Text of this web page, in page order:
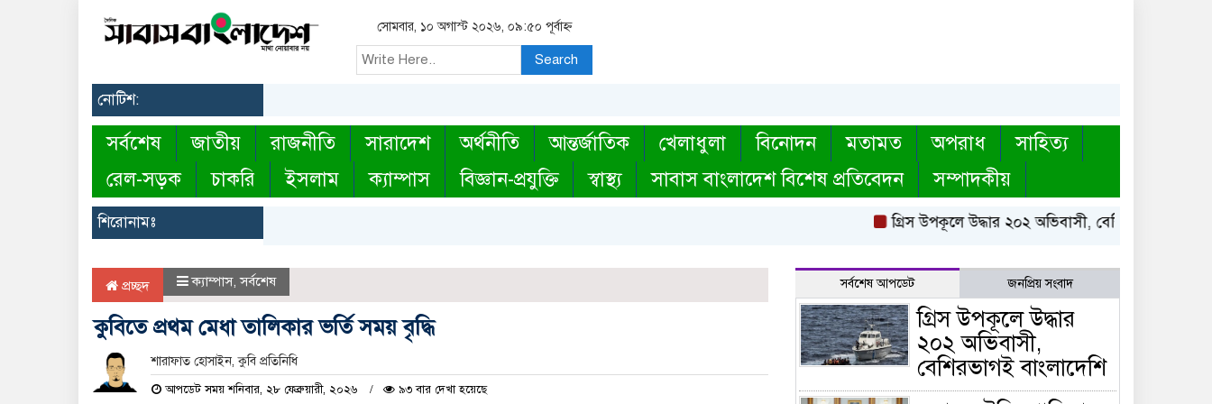
সোমবার, ১০ অগাস্ট ২০২৬, ০৯:৫০ পূর্বাহ্ন
Search
নোটিশ:
সর্বশেষ জাতীয় রাজনীতি সারাদেশ অর্থনীতি আন্তর্জাতিক খেলাধুলা বিনোদন মতামত অপরাধ
সাহিত্য
রেল-সড়ক
চাকরি ইসলাম ক্যাম্পাস বিজ্ঞান-প্রযুক্তি স্বাস্থ্য সাবাস বাংলাদেশ বিশেষ প্রতিবেদন সম্পাদকীয়
শিরোনামঃ গ্রিস উপকূলে উদ্ধার ২০২ অভিবাসী, বেশিরভাগই বাংলাদেশি
প্রচ্ছদ ক্যাম্পাস,সর্বশেষ
কুবিতে প্রথম মেধা তালিকার ভর্তি সময় বৃদ্ধি
শারাফাত হোসাইন, কুবি প্রতিনিধি
আপডেট সময় শনিবার, ২৮ ফেব্রুয়ারী, ২০২৬ ৯৩ বার দেখা হয়েছে
সর্বশেষ আপডেট জনপ্রিয় সংবাদ
গ্রিস উপকূলে উদ্ধার
২০২ অভিবাসী,
বেশিরভাগই বাংলাদেশি